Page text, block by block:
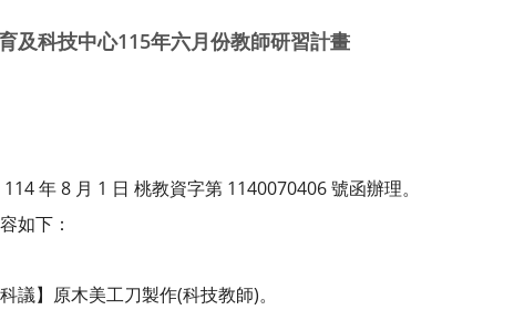
及科技中心115年六月份教師研習計畫
年 8 月 1 日 桃教資字第 1140070406 號函辦理。
如下：
】原木美工刀製作(科技教師)。